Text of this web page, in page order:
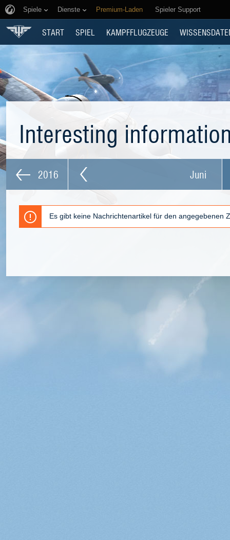
Spiele Dienste Premium-Laden Spieler Support
START SPIEL KAMPFFLUGZEUGE
Interesting
2016 Juni
Es gibt keine Nachrichtenartikel für den angegebenen